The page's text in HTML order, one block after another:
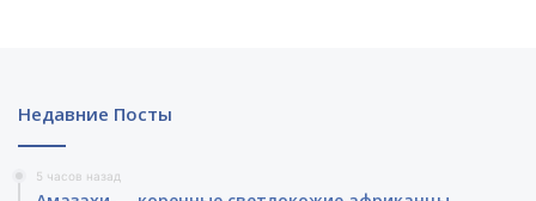
Недавние Посты
5 часов назад